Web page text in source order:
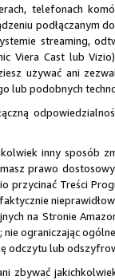
telefonach
podłączanym
streaming,
Viera Cast lub
używać ani
lub podobnych
inny sposób
prawo
przycinać Treści
na Stronie
ograniczając
odczytu lub
zbywać